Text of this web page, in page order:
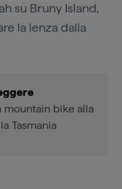
su Bruny Island,
la lenza dalla
bike alla
Tasmania